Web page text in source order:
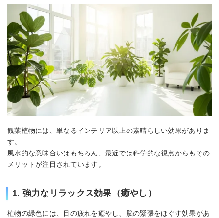
観葉植物には、単なるインテリア以上の素晴らしい効果がありま
す。
風水的な意味合いはもちろん、最近では科学的な視点からもその
メリットが注目されています。
1. 強力なリラックス効果（癒やし）
植物の緑色には、目の疲れを癒やし、脳の緊張をほぐす効果があ